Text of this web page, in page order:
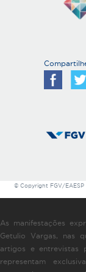
© Copyright FGV/EAESP
As manifestações
Getulio Vargas, nas
artigos e entrevistas
representam